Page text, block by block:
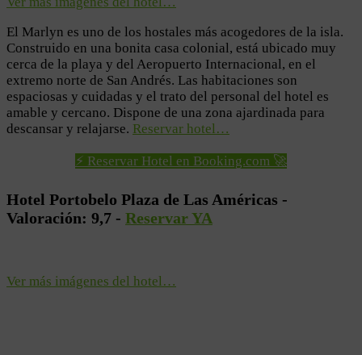
El Marlyn es uno de los hostales más acogedores de la isla.
Construido en una bonita casa colonial, está ubicado muy
cerca de la playa y del Aeropuerto Internacional, en el
extremo norte de San Andrés. Las habitaciones son
espaciosas y cuidadas y el trato del personal del hotel es
amable y cercano. Dispone de una zona ajardinada para
descansar y relajarse. Reservar hotel…
⚡ Reservar Hotel en Booking.com 🚀
Hotel Portobelo Plaza de Las Américas -
Valoración: 9,7 - Reservar YA
Ver más imágenes del hotel…